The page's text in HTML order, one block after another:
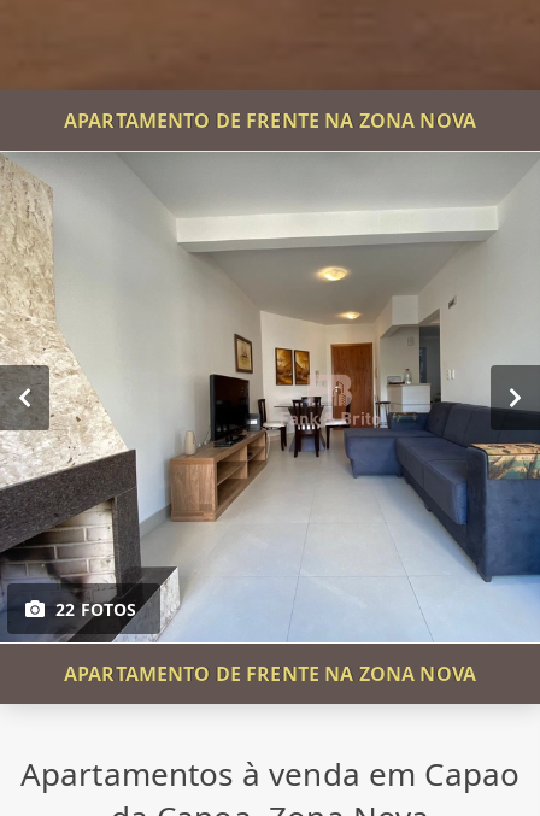
APARTAMENTO DE FRENTE NA ZONA NOVA
22 FOTOS
APARTAMENTO DE FRENTE NA ZONA NOVA
Apartamentos à venda em Capao